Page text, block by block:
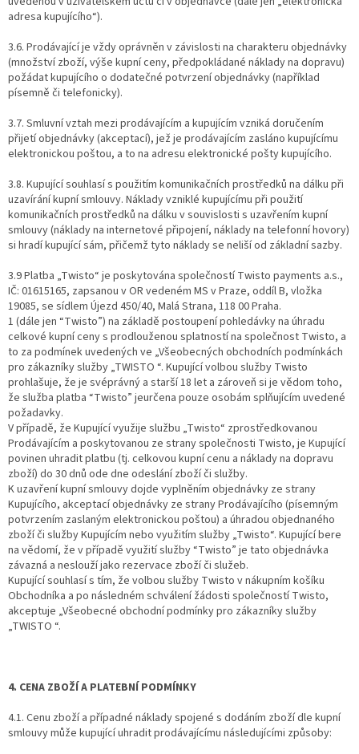
adresa kupujícího“).
3.6. Prodávající je vždy oprávněn v závislosti na charakteru objednávky
(množství zboží, výše kupní ceny, předpokládané náklady na dopravu)
požádat kupujícího o dodatečné potvrzení objednávky (například
písemně či telefonicky).
3.7. Smluvní vztah mezi prodávajícím a kupujícím vzniká doručením
přijetí objednávky (akceptací), jež je prodávajícím zasláno kupujícímu
elektronickou poštou, a to na adresu elektronické pošty kupujícího.
3.8. Kupující souhlasí s použitím komunikačních prostředků na dálku při
uzavírání kupní smlouvy. Náklady vzniklé kupujícímu při použití
komunikačních prostředků na dálku v souvislosti s uzavřením kupní
smlouvy (náklady na internetové připojení, náklady na telefonní hovory)
si hradí kupující sám, přičemž tyto náklady se neliší od základní sazby.
3.9 Platba „Twisto“ je poskytována společností Twisto payments a.s.,
IČ: 01615165, zapsanou v OR vedeném MS v Praze, oddíl B, vložka
19085, se sídlem Újezd 450/40, Malá Strana, 118 00 Praha.
1 (dále jen “Twisto”) na základě postoupení pohledávky na úhradu
celkové kupní ceny s prodlouženou splatností na společnost Twisto, a
to za podmínek uvedených ve „Všeobecných obchodních podmínkách
pro zákazníky služby „TWISTO “. Kupující volbou služby Twisto
prohlašuje, že je svéprávný a starší 18 let a zároveň si je vědom toho,
že služba platba “Twisto” jeurčena pouze osobám splňujícím uvedené
požadavky.
V případě, že Kupující využije službu „Twisto“ zprostředkovanou
Prodávajícím a poskytovanou ze strany společnosti Twisto, je Kupující
povinen uhradit platbu (tj. celkovou kupní cenu a náklady na dopravu
zboží) do 30 dnů ode dne odeslání zboží či služby.
K uzavření kupní smlouvy dojde vyplněním objednávky ze strany
Kupujícího, akceptací objednávky ze strany Prodávajícího (písemným
potvrzením zaslaným elektronickou poštou) a úhradou objednaného
zboží či služby Kupujícím nebo využitím služby „Twisto“. Kupující bere
na vědomí, že v případě využití služby “Twisto” je tato objednávka
závazná a neslouží jako rezervace zboží či služeb.
Kupující souhlasí s tím, že volbou služby Twisto v nákupním košíku
Obchodníka a po následném schválení žádosti společností Twisto,
akceptuje „Všeobecné obchodní podmínky pro zákazníky služby
„TWISTO “.
4. CENA ZBOŽÍ A PLATEBNÍ PODMÍNKY
4.1. Cenu zboží a případné náklady spojené s dodáním zboží dle kupní
smlouvy může kupující uhradit prodávajícímu následujícími způsoby: